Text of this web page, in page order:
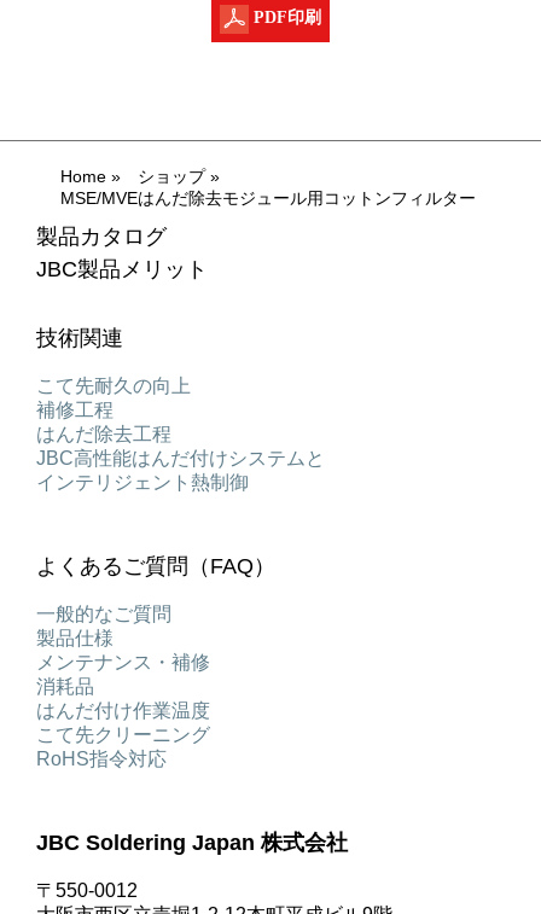
PDF印刷
Home» ショップ»
MSE/MVEはんだ除去モジュール用コットンフィルター
製品カタログ
JBC製品メリット
技術関連
こて先耐久の向上
補修工程
はんだ除去工程
JBC高性能はんだ付けシステムと
インテリジェント熱制御
よくあるご質問（FAQ）
一般的なご質問
製品仕様
メンテナンス・補修
消耗品
はんだ付け作業温度
こて先クリーニング
RoHS指令対応
JBC Soldering Japan 株式会社
〒550-0012